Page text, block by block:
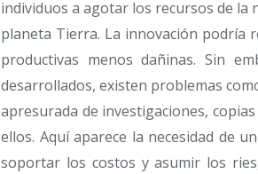
individuos a agotar los recursos de la
planeta Tierra. La innovación podría
productivas menos dañinas. Sin
desarrollados, existen problemas
apresurada de investigaciones,
ellos. Aquí aparece la necesidad de
soportar los costos y asumir los